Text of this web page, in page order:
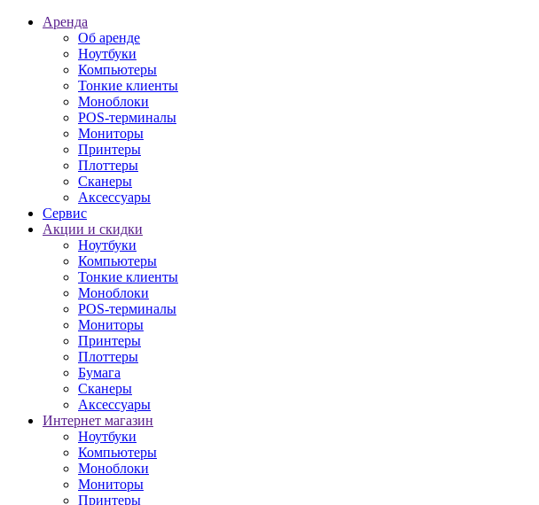
Аренда
Об аренде
Ноутбуки
Компьютеры
Тонкие клиенты
Моноблоки
POS-терминалы
Мониторы
Принтеры
Плоттеры
Сканеры
Аксессуары
Сервис
Акции и скидки
Ноутбуки
Компьютеры
Тонкие клиенты
Моноблоки
POS-терминалы
Мониторы
Принтеры
Плоттеры
Бумага
Сканеры
Аксессуары
Интернет магазин
Ноутбуки
Компьютеры
Моноблоки
Мониторы
Принтеры